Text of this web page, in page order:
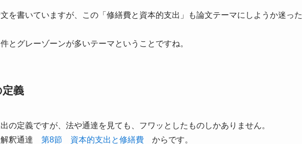
を書いていますが、この「修繕費と資本的支出」も論文テーマにしようか迷った
とグレーゾーンが多いテーマということですね。
定義
の定義ですが、法や通達を見ても、フワッとしたものしかありません。
釈通達 第8節 資本的支出と修繕費 からです。